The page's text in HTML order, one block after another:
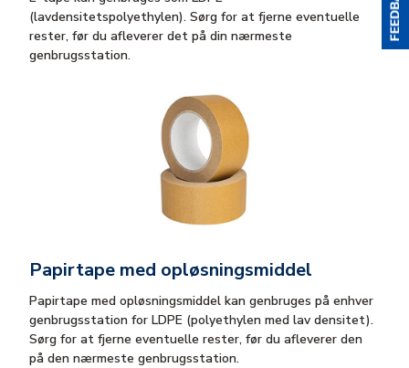
(lavdensitetspolyethylen). Sørg for at fjerne eventuelle
rester, før du afleverer det på din nærmeste
genbrugsstation.
Papirtape med opløsningsmiddel
Papirtape med opløsningsmiddel kan genbruges på enhver
genbrugsstation for LDPE (polyethylen med lav densitet).
Sørg for at fjerne eventuelle rester, før du afleverer den
på den nærmeste genbrugsstation.